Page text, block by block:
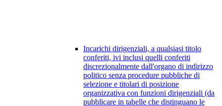
Incarichi dirigenziali, a qualsiasi titolo
conferiti, ivi inclusi quelli conferiti
discrezionalmente dall'organo di indirizzo
politico senza procedure pubbliche di
selezione e titolari di posizione
organizzativa con funzioni dirigenziali (da
pubblicare in tabelle che distinguano le